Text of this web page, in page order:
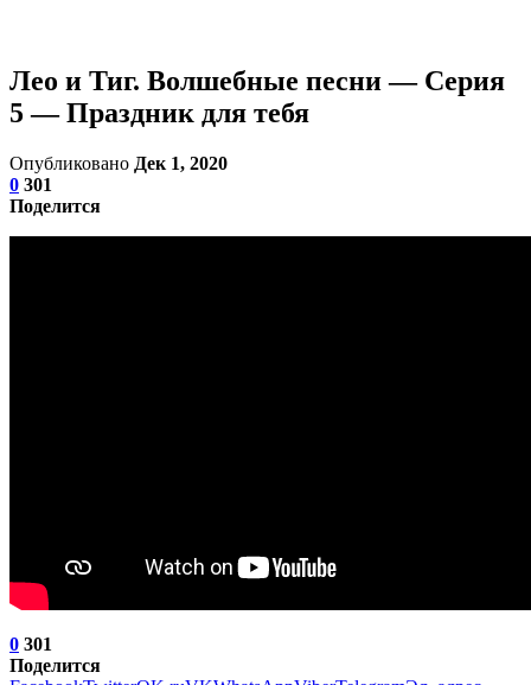
Лео и Тиг. Волшебные песни — Серия
5 — Праздник для тебя
Опубликовано Дек 1, 2020
0 301
Поделится
0 301
Поделится